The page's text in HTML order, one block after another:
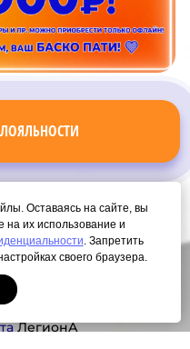
права защищены.
ЛегионА
Оставаясь на сайте, вы
на их использование и
. Запретить
своего браузера.